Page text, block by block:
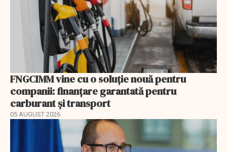
FNGCIMM vine cu o soluție nouă pentru
companii: finanțare garantată pentru
carburant și transport
05 AUGUST 2026